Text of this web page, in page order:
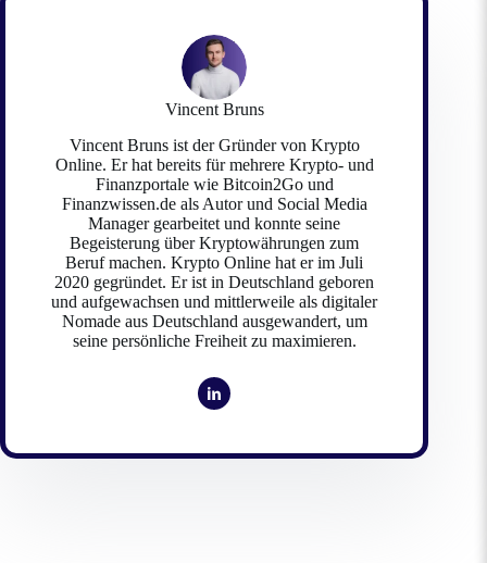
Vincent Bruns
Vincent Bruns ist der Gründer von Krypto
Online. Er hat bereits für mehrere Krypto- und
Finanzportale wie Bitcoin2Go und
Finanzwissen.de als Autor und Social Media
Manager gearbeitet und konnte seine
Begeisterung über Kryptowährungen zum
Beruf machen. Krypto Online hat er im Juli
2020 gegründet. Er ist in Deutschland geboren
und aufgewachsen und mittlerweile als digitaler
Nomade aus Deutschland ausgewandert, um
seine persönliche Freiheit zu maximieren.